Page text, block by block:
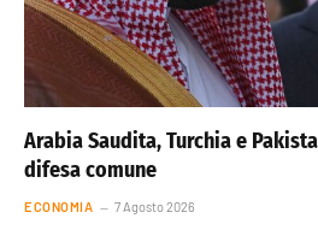
Arabia Saudita, Turchia e
difesa comune
ECONOMIA 7 Agosto 2026